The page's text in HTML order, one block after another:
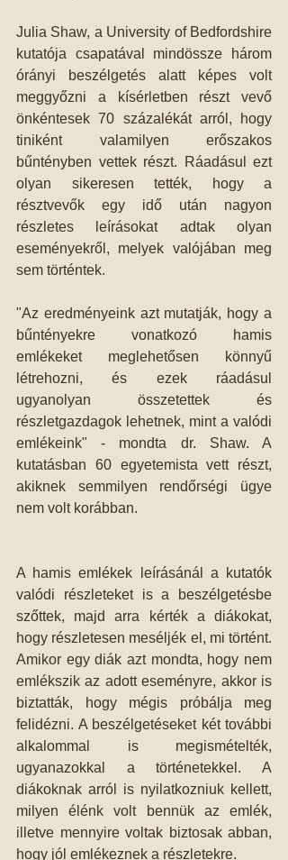
Julia Shaw, a University of Bedfordshire
kutatója csapatával mindössze három
órányi beszélgetés alatt képes volt
meggyőzni a kísérletben részt vevő
önkéntesek 70 százalékát arról, hogy
tiniként valamilyen erőszakos
bűntényben vettek részt. Ráadásul ezt
olyan sikeresen tették, hogy a
résztvevők egy idő után nagyon
részletes leírásokat adtak olyan
eseményekről, melyek valójában meg
sem történtek.
"Az eredményeink azt mutatják, hogy a
bűntényekre vonatkozó hamis
emlékeket meglehetősen könnyű
létrehozni, és ezek ráadásul
ugyanolyan összetettek és
részletgazdagok lehetnek, mint a valódi
emlékeink" - mondta dr. Shaw. A
kutatásban 60 egyetemista vett részt,
akiknek semmilyen rendőrségi ügye
nem volt korábban.
A hamis emlékek leírásánál a kutatók
valódi részleteket is a beszélgetésbe
szőttek, majd arra kérték a diákokat,
hogy részletesen meséljék el, mi történt.
Amikor egy diák azt mondta, hogy nem
emlékszik az adott eseményre, akkor is
biztatták, hogy mégis próbálja meg
felidézni. A beszélgetéseket két további
alkalommal is megismételték,
ugyanazokkal a történetekkel. A
diákoknak arról is nyilatkozniuk kellett,
milyen élénk volt bennük az emlék,
illetve mennyire voltak biztosak abban,
hogy jól emlékeznek a részletekre.